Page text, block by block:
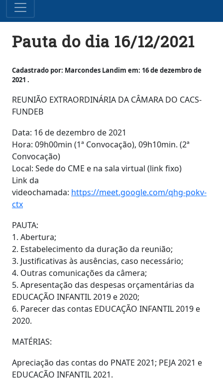
content
Pauta do dia 16/12/2021
Cadastrado por: Marcondes Landim em: 16 de dezembro de
2021 .
REUNIÃO EXTRAORDINÁRIA DA CÂMARA DO CACS-
FUNDEB
Data: 16 de dezembro de 2021
Hora: 09h00min (1ª Convocação), 09h10min. (2ª
Convocação)
Local: Sede do CME e na sala virtual (link fixo)
Link da
videochamada: https://meet.google.com/qhg-pokv-
ctx
PAUTA:
1. Abertura;
2. Estabelecimento da duração da reunião;
3. Justificativas às ausências, caso necessário;
4. Outras comunicações da câmera;
5. Apresentação das despesas orçamentárias da
EDUCAÇÃO INFANTIL 2019 e 2020;
6. Parecer das contas EDUCAÇÃO INFANTIL 2019 e
2020.
MATÉRIAS:
Apreciação das contas do PNATE 2021; PEJA 2021 e
EDUCAÇÃO INFANTIL 2021.